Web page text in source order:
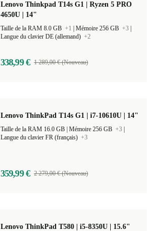
Lenovo Thinkpad T14s G1 | Ryzen 5 PRO
4650U | 14"
Taille de la RAM 8.0 GB +1 Mémoire 256 GB +3
Langue du clavier DE (allemand) +2
338,99 € 1 289,00 € (Nouveau)
Lenovo ThinkPad T14s G1 | i7-10610U | 14"
Mémoire 256 GB +3
Langue du clavier FR (français) +3
359,99 € 2 279,00 € (Nouveau)
Lenovo ThinkPad T580 | i5-8350U | 15.6"